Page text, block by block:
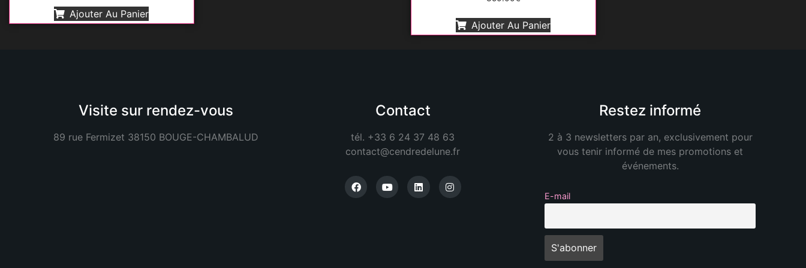
Ajouter Au Panier
Ajouter Au Panier
Visite sur rendez-vous
89 rue Fermizet 38150 BOUGE-CHAMBALUD
Contact
tél. +33 6 24 37 48 63
contact@cendredelune.fr
Restez informé
2 à 3 newsletters par an, exclusivement pour
vous tenir informé de mes promotions et
événements.
E-mail